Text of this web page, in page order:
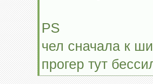
PS
чел сначала к
прогер тут